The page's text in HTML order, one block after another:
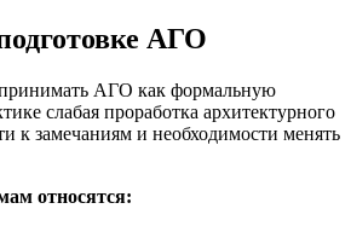
АГО
АГО как формальную
слабая проработка архитектурного
к замечаниям и необходимости менять
относятся: